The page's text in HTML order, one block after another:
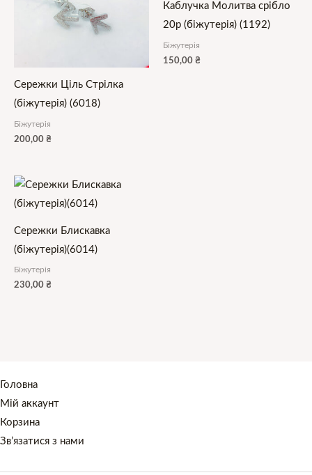
Сережки Ціль Стрілка
(біжутерія) (6018)
Біжутерія
200,00 ₴
Каблучка Молитва срібло
20р (біжутерія) (1192)
Біжутерія
150,00 ₴
Сережки Блискавка
(біжутерія)(6014)
Біжутерія
230,00 ₴
Головна
Мій аккаунт
Корзина
Зв’язатися з нами